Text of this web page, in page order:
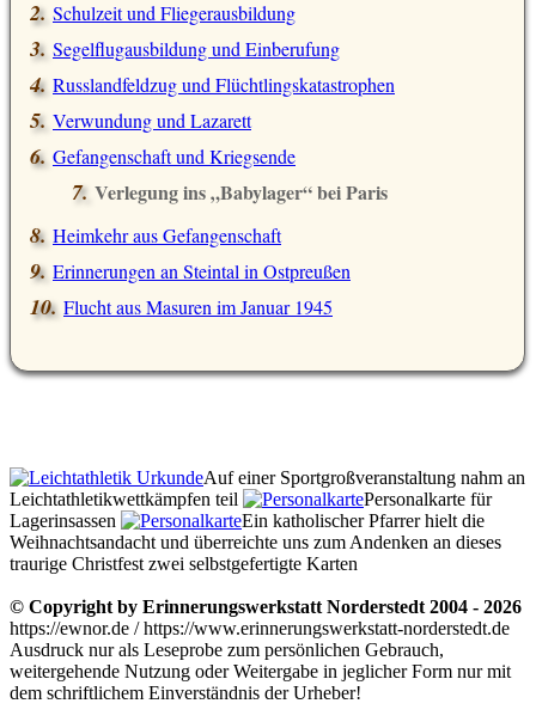
Schulzeit und Fliegerausbildung
Segelflugausbildung und Einberufung
Russlandfeldzug und Flüchtlingskatastrophen
Verwundung und Lazarett
Gefangenschaft und Kriegsende
Verlegung ins Babylager bei Paris
Heimkehr aus Gefangenschaft
Erinnerungen an Steintal in Ostpreußen
Flucht aus Masuren im Januar 1945
Auf einer Sportgroßveranstaltung nahm an
Leichtathletikwettkämpfen teil
Personalkarte für
Lagerinsassen
Ein katholischer Pfarrer hielt die
Weihnachtsandacht und überreichte uns zum Andenken an dieses
traurige Christfest zwei selbstgefertigte Karten
© Copyright by Erinnerungswerkstatt Norderstedt 2004 - 2026
https://ewnor.de / https://www.erinnerungswerkstatt-norderstedt.de
Ausdruck nur als Leseprobe zum persönlichen Gebrauch,
weitergehende Nutzung oder Weitergabe in jeglicher Form nur mit
dem schriftlichem Einverständnis der Urheber!